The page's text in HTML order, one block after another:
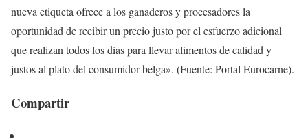
nueva etiqueta ofrece a los ganaderos y procesadores la
oportunidad de recibir un precio justo por el esfuerzo adicional
que realizan todos los días para llevar alimentos de calidad y
justos al plato del consumidor belga». (Fuente: Portal Eurocarne).
Compartir